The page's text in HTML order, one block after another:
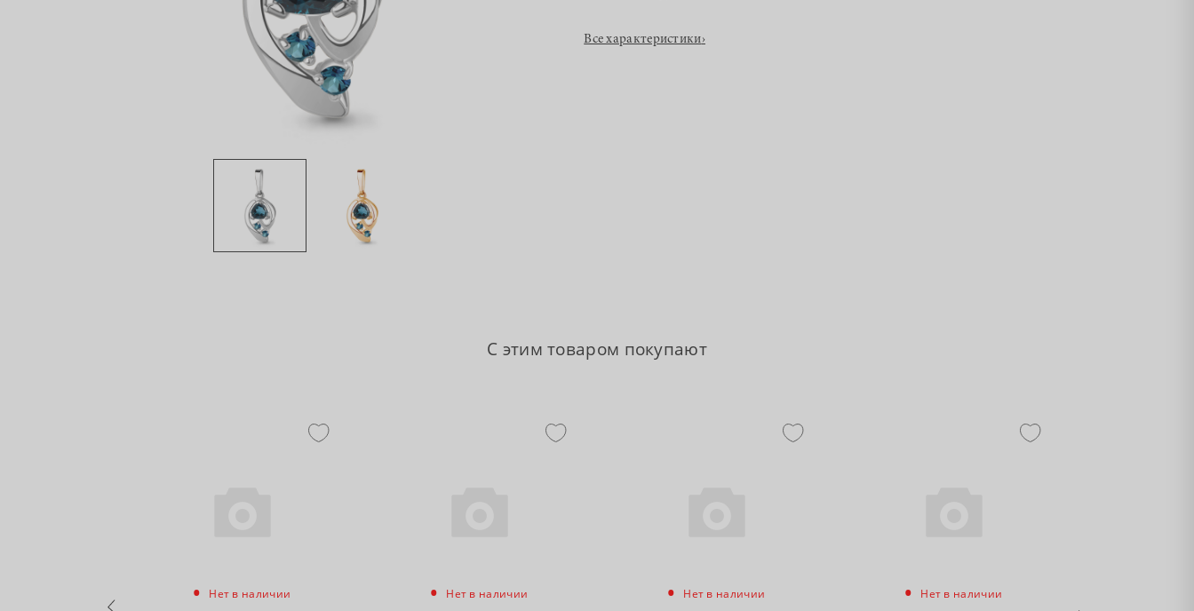
Все характеристики›
С этим товаром покупают
• Нет в наличии • Нет в наличии • Нет в наличии • Нет в наличии